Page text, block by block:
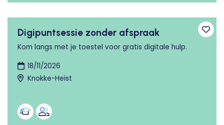
Digipuntsessie zonder afspraak
Kom langs met je toestel voor gratis digitale hulp.
18/11/2026
Knokke-Heist